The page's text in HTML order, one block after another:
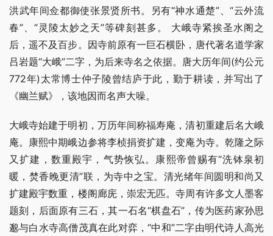
洪武年间佥都御使张景贤所书。另有“神水通楚”、“云外流
春”、“灵陵太妙之天”等碑刻甚多。 大峨寺紧挨圣水阁之
后，遥不及百步。因寺前原有一巨石横卧，唐代著名道学家
吕岩题“大峨”二字，为后来寺名之依据。唐大历年间(约公元
772年)太常博士仲子陵曾结庐于此，勤于耕读，并写出了
《幽兰赋》，该地因而名声大噪。
大峨寺始建于明初，万历年间称福寿庵，清初重建后名大峨
庵。康熙中期峨边参将李桢捐资扩建，变庵为寺。乾隆之际
又扩建，数重殿宇，气势恢弘。康熙帝曾赐有“洗钵泉初
暖，焚香晚更清”联，为寺中之宝。清光绪年间圆明和尚又
扩建殿宇数重，楼阁廊庑，崇宏无匹。寺周有许多文人墨客
题刻，后面原有三石，其一石名“棋盘石”，传为医药家孙思
邈与白水寺高僧茂真在此对弈，“中和”二字由明代诗人高光